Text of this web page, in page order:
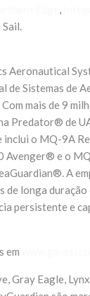
,
Sail.
Aeronautical
de Sistemas de
mais de 9
Predator® de
inclui o MQ-9A
Avenger® e o
A
de longa duração
persistente e
em
Gray Eagle,